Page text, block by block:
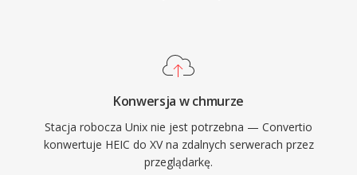
Konwersja w chmurze
Stacja robocza Unix nie jest potrzebna — Convertio
konwertuje HEIC do XV na zdalnych serwerach przez
przeglądarkę.